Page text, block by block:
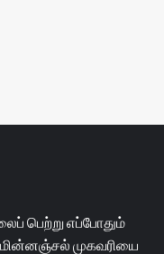
பெற்று எப்போதும்
முகவரியை